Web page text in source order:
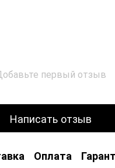
первый отзыв
Написать отзыв
Оплата